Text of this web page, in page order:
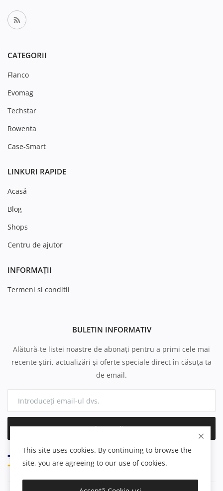
CATEGORII
Flanco
Evomag
Techstar
Rowenta
Case-Smart
LINKURI RAPIDE
Acasă
Blog
Shops
Centru de ajutor
INFORMAȚII
Termeni si conditii
BULETIN INFORMATIV
Alătură-te listei noastre de abonați pentru a primi cele mai
recente știri, actualizări și oferte speciale direct în căsuța ta
de email.
Abonează-te
This site uses cookies. By continuing to browse the
site, you are agreeing to our use of cookies.